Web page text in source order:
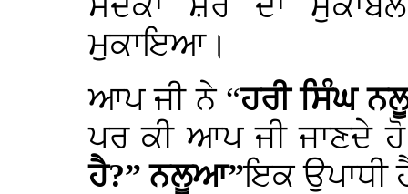
ਮੁਕਾਇਆ।
ਆਪ ਜੀ ਨੇ “ਹਰੀ ਸਿੰਘ
ਪਰ ਕੀ ਆਪ ਜੀ ਜਾਣਦੇ ਹੋ
ਹੈ?” ਨਲੂਆ”ਇਕ ਉਪਾਧੀ